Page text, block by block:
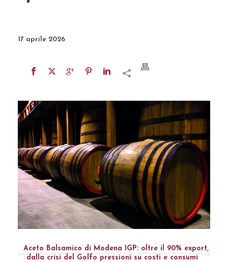
17 aprile 2026
Aceto Balsamico di Modena IGP: oltre il 90% export,
dalla crisi del Golfo pressioni su costi e consumi